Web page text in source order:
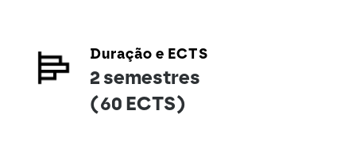
Duração e ECTS
2 semestres
(60 ECTS)